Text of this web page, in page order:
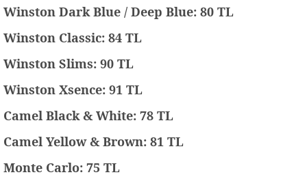
Winston Dark Blue / Deep Blue: 80 TL
Winston Classic: 84 TL
Winston Slims: 90 TL
Winston Xsence: 91 TL
Camel Black & White: 78 TL
Camel Yellow & Brown: 81 TL
Monte Carlo: 75 TL